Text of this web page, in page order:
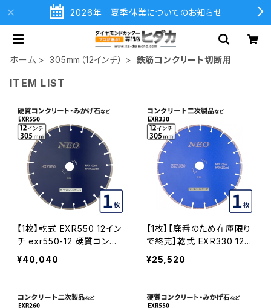
2026年 夏季休業についてのお知らせ
ホーム 305mm（12インチ） 鉄筋コンクリート切断用
ITEM LIST
【1枚】乾式 EXR550 12イン
チ exr550-12 硬質コンク
リート・みかげ石など切断
ダイヤモンドカッター ダイヤ
¥40,040
【1枚】【廃番のため在庫限り
で終売】乾式 EXR330 12イ
ンチ exr330-12 コンクリー
ト二次製品の切断 ダイヤモ
レード EXR330-12
¥25,520